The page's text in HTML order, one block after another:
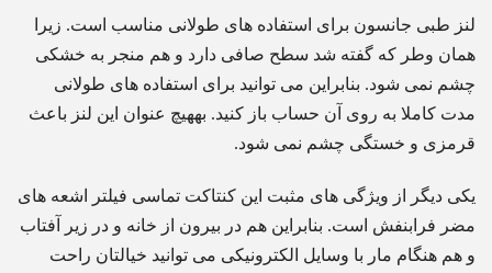
لنز طبی جانسون برای استفاده های طولانی مناسب است. زیرا
همان وطر که گفته شد سطح صافی دارد و هم منجر به خشکی
چشم نمی شود. بنابراین می توانید برای استفاده های طولانی
مدت کاملا به روی آن حساب باز کنید. بههیچ عنوان این لنز باعث
قرمزی و خستگی چشم نمی شود.
یکی دیگر از ویژگی های مثبت این کنتاکت تماسی فیلتر اشعه های
مضر فرابنفش است. بنابراین هم در بیرون از خانه و در زیر آفتاب
و هم هنگام مار با وسایل الکترونیکی می توانید خیالتان راحت